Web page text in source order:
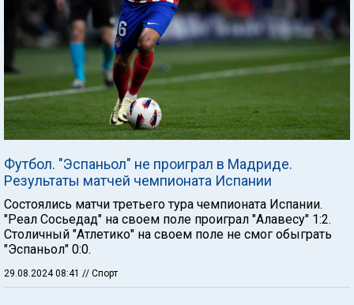
Футбол. "Эспаньол" не проиграл в Мадриде.
Результаты матчей чемпионата Испании
Состоялись матчи третьего тура чемпионата Испании.
"Реал Сосьедад" на своем поле проиграл "Алавесу" 1:2.
Столичный "Атлетико" на своем поле не смог обыграть
"Эспаньол" 0:0.
29.08.2024 08:41 // Спорт